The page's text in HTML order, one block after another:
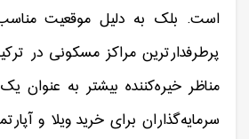
است. بلک به دلیل موقعیت
پرطرفدارترین مراکز مسکونی در
مناظر خیره‌کننده بیشتر به
سرمایه‌گذاران برای خرید ویلا و